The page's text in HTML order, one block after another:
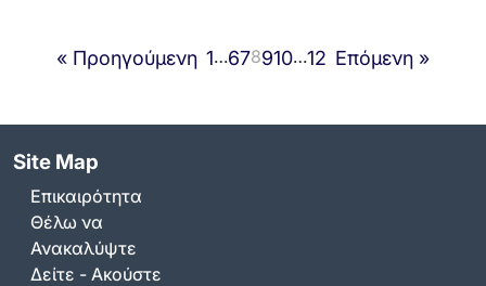
« Προηγούμενη 1…678910…12 Επόμενη »
Site Map
Επικαιρότητα
Θέλω να
Ανακαλύψτε
Δείτε - Ακούστε